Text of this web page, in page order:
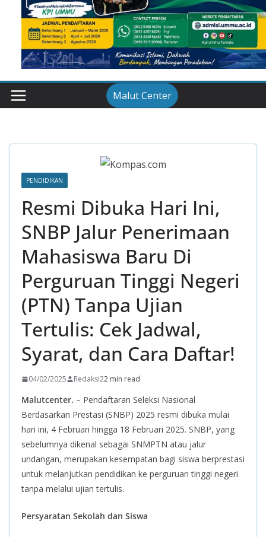
Malut Center
PENDIDIKAN
Resmi Dibuka Hari Ini,
SNBP Jalur Penerimaan
Mahasiswa Baru Di
Perguruan Tinggi Negeri
(PTN) Tanpa Ujian
Tertulis: Cek Jadwal,
Syarat, dan Cara Daftar!
04/02/2025 Redaksi22 min read
Malutcenter. – Pendaftaran Seleksi Nasional
Berdasarkan Prestasi (SNBP) 2025 resmi dibuka mulai
hari ini, 4 Februari hingga 18 Februari 2025. SNBP, yang
sebelumnya dikenal sebagai SNMPTN atau jalur
undangan, merupakan kesempatan bagi siswa berprestasi
untuk melanjutkan pendidikan ke perguruan tinggi negeri
tanpa melalui ujian tertulis.
Persyaratan Sekolah dan Siswa